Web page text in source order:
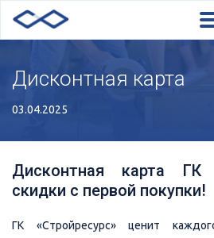
Дисконтная карта
03.04.2025
Дисконтная карта ГК
скидки с первой покупки!
ГК «Стройресурс» ценит